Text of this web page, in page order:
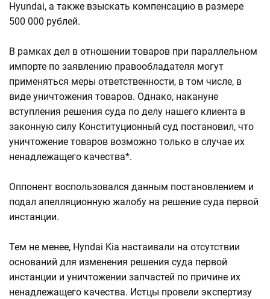
Hyundai, а также взыскать компенсацию в размере
500 000 рублей.
В рамках дел в отношении товаров при параллельном
импорте по заявлению правообладателя могут
применяться меры ответственности, в том числе, в
виде уничтожения товаров. Однако, накануне
вступления решения суда по делу нашего клиента в
законную силу Конституционный суд постановил, что
уничтожение товаров возможно только в случае их
ненадлежащего качества*.
Оппонент воспользовался данным постановлением и
подал апелляционную жалобу на решение суда первой
инстанции.
Тем не менее, Hyndai Kia настаивали на отсутствии
оснований для изменения решения суда первой
инстанции и уничтожении запчастей по причине их
ненадлежащего качества. Истцы провели экспертизу